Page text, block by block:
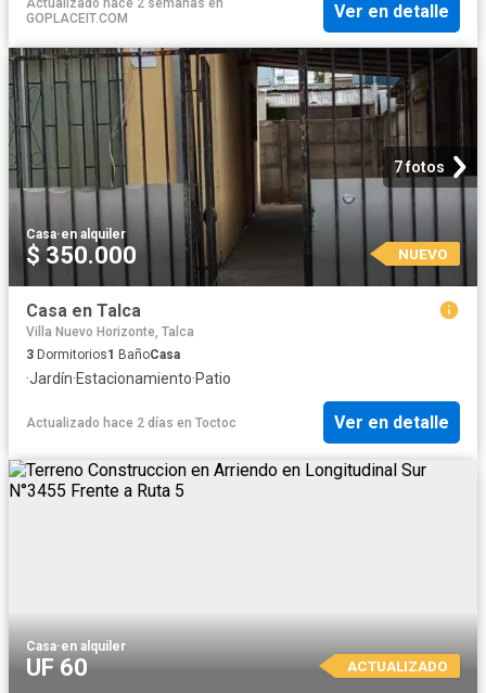
Actualizado hace 2 semanas en
GOPLACEIT.COM
Ver en detalle
7 fotos
Casa·en alquiler
$ 350.000 NUEVO
Casa en Talca
Villa Nuevo Horizonte, Talca
3 Dormitorios1 BañoCasa
·Jardín·Estacionamiento·Patio
Actualizado hace 2 días en Toctoc Ver en detalle
Casa·en alquiler
UF 60 ACTUALIZADO